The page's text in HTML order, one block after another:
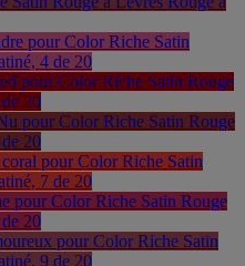
pour Color Riche Satin
4 de 20
pour Color Riche Satin Rouge
20
pour Color Riche Satin Rouge
20
pour Color Riche Satin
7 de 20
pour Color Riche Satin Rouge
20
pour Color Riche Satin
9 de 20